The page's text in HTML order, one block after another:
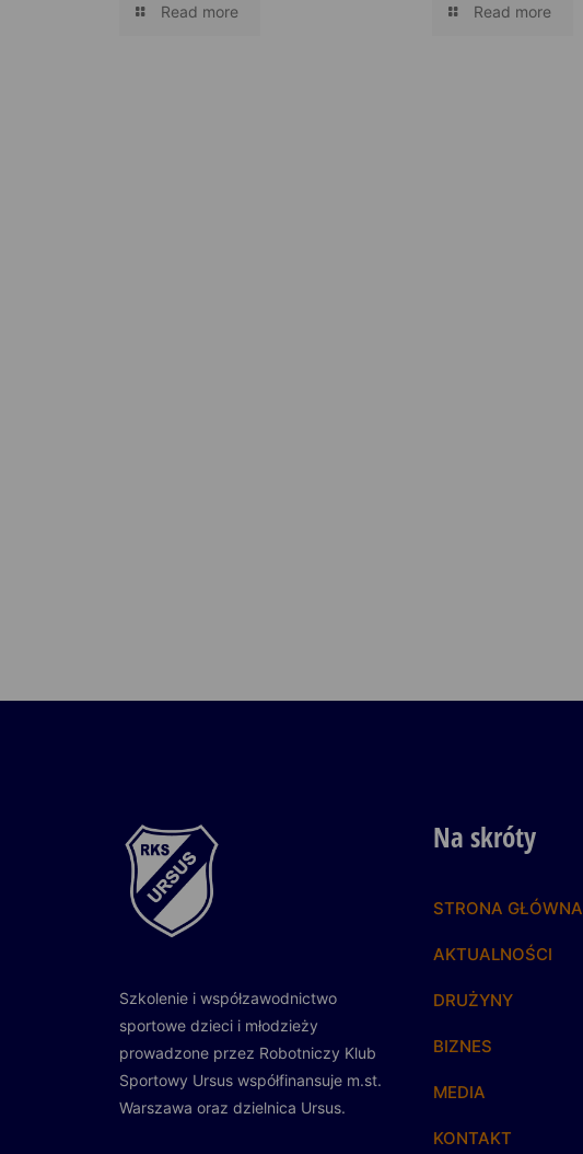
Read more Read more
Szkolenie i współzawodnictwo
sportowe dzieci i młodzieży
prowadzone przez Robotniczy Klub
Sportowy Ursus współfinansuje m.st.
Warszawa oraz dzielnica Ursus.
Na skróty
STRONA GŁÓWNA
AKTUALNOŚCI
DRUŻYNY
BIZNES
MEDIA
KONTAKT